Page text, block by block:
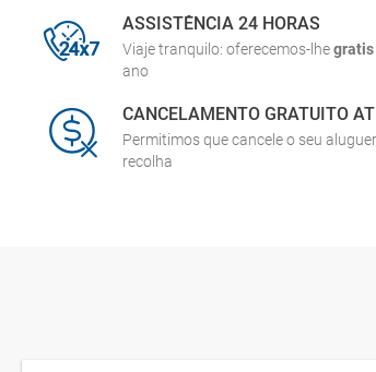
ASSISTÊNCIA 24 HORAS
Viaje tranquilo: oferecemos-lhegratis
ano
CANCELAMENTO GRATUITO
Permitimos que cancele o seu
recolha